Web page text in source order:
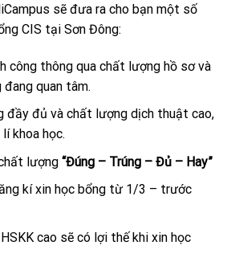
sẽ đưa ra cho bạn một số
CIS tại Sơn Đông:
công thông qua chất lượng hồ sơ và
quan tâm.
đầy đủ và chất lượng dịch thuật cao,
khoa học.
lượng “Đúng – Trúng – Đủ – Hay”
kí xin học bổng từ 1/3 – trước
cao sẽ có lợi thế khi xin học